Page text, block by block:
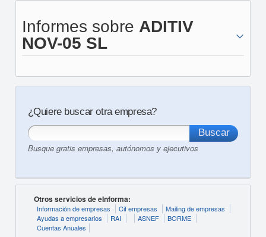
Informes sobre ADITIV
NOV-05 SL
¿Quiere buscar otra empresa?
Busque gratis empresas, autónomos y ejecutivos
Otros servicios de eInforma:
Información de empresas Cif empresas
Mailing de empresas
Ayudas a empresarios
RAI ASNEF
BORME
Cuentas Anuales